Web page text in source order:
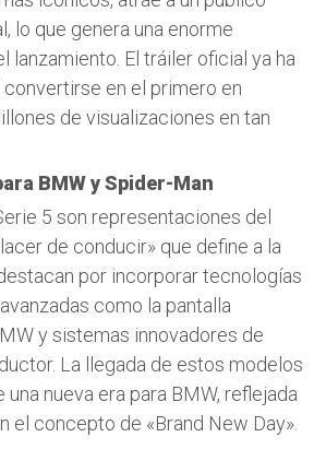
lo que genera una enorme
lanzamiento. El tráiler oficial ya ha
en el primero en
de visualizaciones en tan
BMW y Spider-Man
5 son representaciones del
de conducir» que define a la
por incorporar tecnologías
como la pantalla
y sistemas innovadores de
La llegada de estos modelos
nueva era para BMW, reflejada
el concepto de «Brand New Day».